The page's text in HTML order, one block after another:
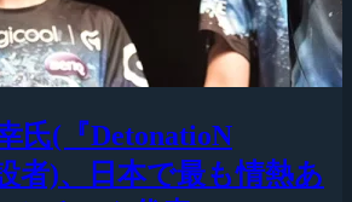
氏(『DetonatioN
者)、日本で最も情熱あ